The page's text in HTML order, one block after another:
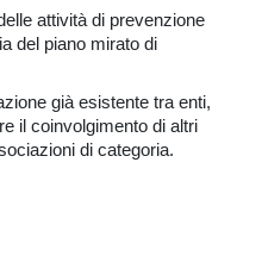
attività di prevenzione
del piano mirato di
già esistente tra enti,
il coinvolgimento di altri
di categoria.